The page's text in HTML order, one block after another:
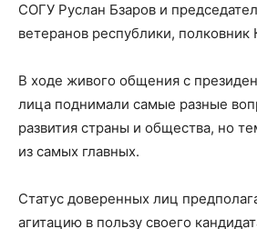
СОГУ Руслан Бзаров и
ветеранов республики, полковник
В ходе живого общения с
лица поднимали самые разные
развития страны и общества, но
из самых главных.
Статус доверенных лиц
агитацию в пользу своего